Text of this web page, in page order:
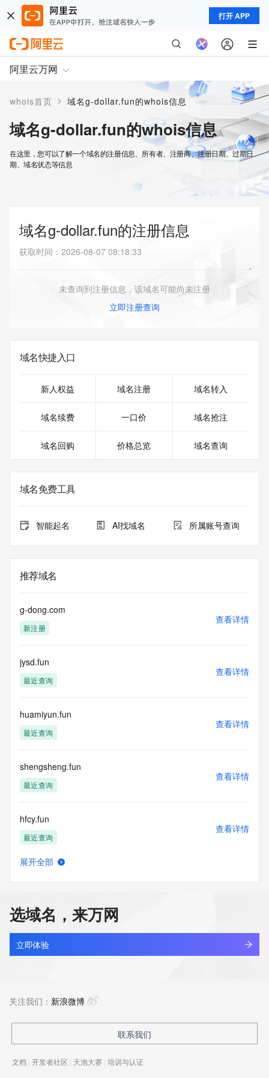
打开 APP
阿里云万网
whois首页 > 域名g-dollar.fun的whois信息
域名g-dollar.fun的whois信息
在这里，您可以了解一个域名的注册信息、所有者、注册商、注册日期、过期日
期、域名状态等信息
域名g-dollar.fun的注册信息
获取时间 ： 2026-08-07 08:18:33
未查询到注册信息，该域名可能尚未注册
立即注册查询
域名快捷入口
新人权益 域名注册 域名转入
域名续费 一口价 域名抢注
域名回购 价格总览 域名查询
域名免费工具
智能起名 AI找域名 所属账号查询
推荐域名
g-dong.com
新注册
查看详情
jysd.fun
最近查询
查看详情
huamiyun.fun
最近查询
查看详情
shengsheng.fun
最近查询
查看详情
hfcy.fun
最近查询
查看详情
wangyiheng.fun
新注册
查看详情
最近查询
展开全部
选域名，来万网
立即体验
关注我们： 新浪微博
联系我们
文档 | 开发者社区 | 天池大赛 | 培训与认证